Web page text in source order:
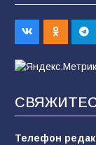
В детском
«Слухами
заявления
отчаяние, а
Телефон